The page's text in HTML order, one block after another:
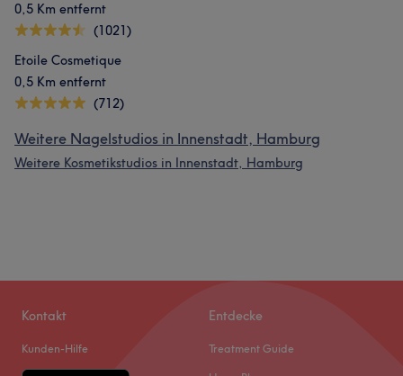
0,5 Km entfernt
(1021)
Etoile Cosmetique
0,5 Km entfernt
(712)
Weitere Nagelstudios in Innenstadt, Hamburg
Weitere Kosmetikstudios in Innenstadt, Hamburg
Kontakt
Kunden-Hilfe
Entdecke
Treatment Guide